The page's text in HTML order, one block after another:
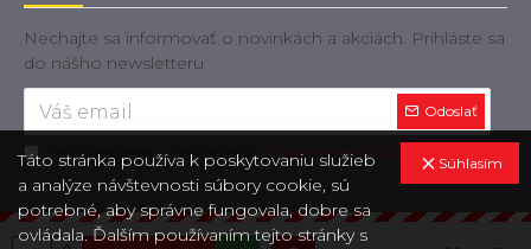
Nechajte sa informovať o novinkách a akciách. Prihláste sa
do nášho newsletteru
Odoslať
Prečítal(a) som si a súhlasím s Zásady ochrany osobných údajov
Súhlasím
Táto stránka používa k poskytovaniu služieb
a analýze návštevnosti súbory cookie, sú
potrebné, aby správne fungovala, dobre sa
ovládala. Ďalším používaním tejto stránky s